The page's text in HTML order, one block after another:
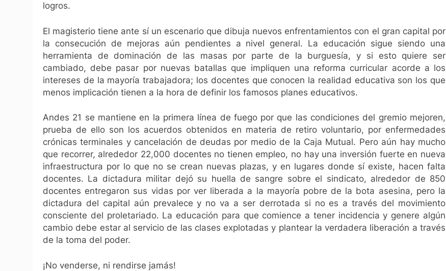
logros.
El magisterio tiene ante sí un escenario que dibuja nuevos enfrentamientos con el gran capital por
la consecución de mejoras aún pendientes a nivel general. La educación sigue siendo una
herramienta de dominación de las masas por parte de la burguesía, y si esto quiere ser
cambiado, debe pasar por nuevas batallas que impliquen una reforma curricular acorde a los
intereses de la mayoría trabajadora; los docentes que conocen la realidad educativa son los que
menos implicación tienen a la hora de definir los famosos planes educativos.
Andes 21 se mantiene en la primera línea de fuego por que las condiciones del gremio mejoren,
prueba de ello son los acuerdos obtenidos en materia de retiro voluntario, por enfermedades
crónicas terminales y cancelación de deudas por medio de la Caja Mutual. Pero aún hay mucho
que recorrer, alrededor 22,000 docentes no tienen empleo, no hay una inversión fuerte en nueva
infraestructura por lo que no se crean nuevas plazas, y en lugares donde sí existe, hacen falta
docentes. La dictadura militar dejó su huella de sangre sobre el sindicato, alrededor de 850
docentes entregaron sus vidas por ver liberada a la mayoría pobre de la bota asesina, pero la
dictadura del capital aún prevalece y no va a ser derrotada si no es a través del movimiento
consciente del proletariado. La educación para que comience a tener incidencia y genere algún
cambio debe estar al servicio de las clases explotadas y plantear la verdadera liberación a través
de la toma del poder.
¡No venderse, ni rendirse jamás!